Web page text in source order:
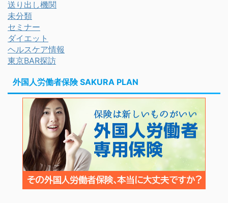
送り出し機関
未分類
セミナー
ダイエット
ヘルスケア情報
東京BAR探訪
外国人労働者保険 SAKURA PLAN